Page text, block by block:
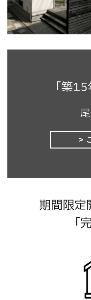
「築
期間限定
「